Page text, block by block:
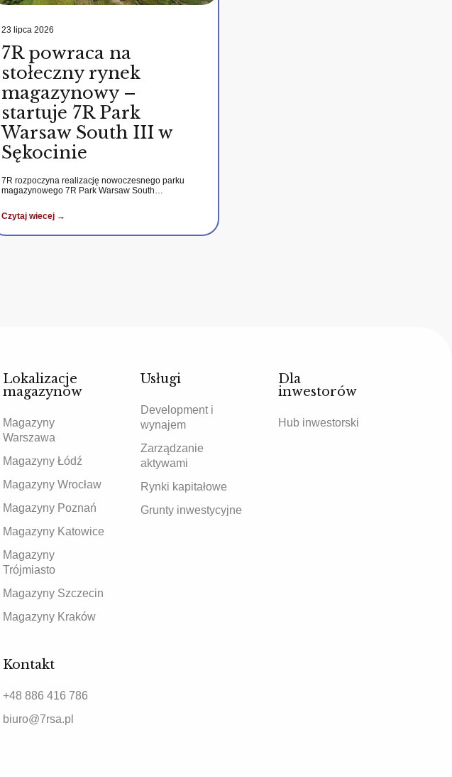
23 lipca 2026
7R powraca na
stołeczny rynek
magazynowy –
startuje 7R Park
Warsaw South III w
Sękocinie
7R rozpoczyna realizację nowoczesnego parku
magazynowego 7R Park Warsaw South…
Czytaj wiecej →
Lokalizacje
magazynów
Magazyny
Warszawa
Magazyny Łódź
Magazyny Wrocław
Magazyny Poznań
Magazyny Katowice
Magazyny
Trójmiasto
Magazyny Szczecin
Magazyny Kraków
Usługi
Development i
wynajem
Zarządzanie
aktywami
Rynki kapitałowe
Grunty inwestycyjne
Dla
inwestorów
Hub inwestorski
Kontakt
+48 886 416 786
biuro@7rsa.pl